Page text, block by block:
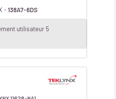
-138A7-6DS
utilisateur 5